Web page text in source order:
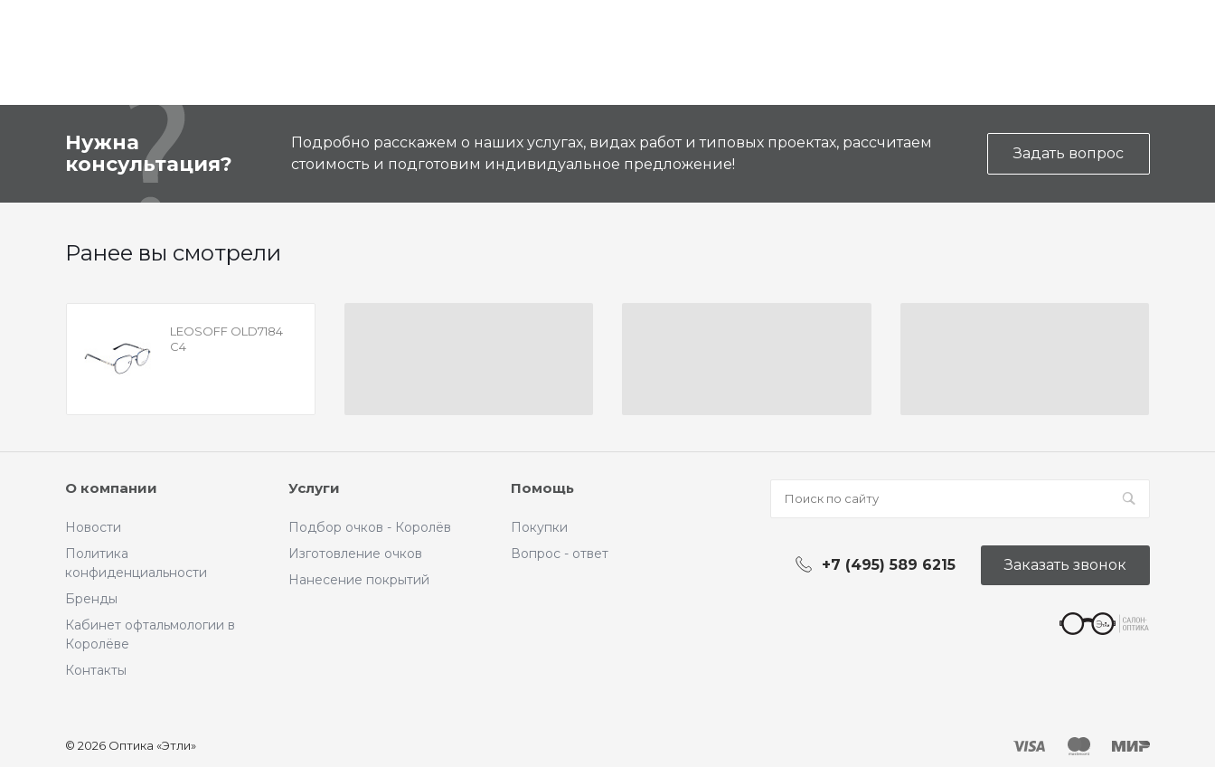
Нужна
консультация?
Подробно расскажем о наших услугах, видах работ и типовых проектах, рассчитаем
стоимость и подготовим индивидуальное предложение!
Задать вопрос
Ранее вы смотрели
LEOSOFF OLD7184
C4
О компании
Новости
Политика
конфиденциальности
Бренды
Кабинет офтальмологии в
Королёве
Контакты
Услуги
Подбор очков - Королёв
Изготовление очков
Нанесение покрытий
Помощь
Покупки
Вопрос - ответ
+7 (495) 589 6215 Заказать звонок
© 2026 Оптика «Этли»